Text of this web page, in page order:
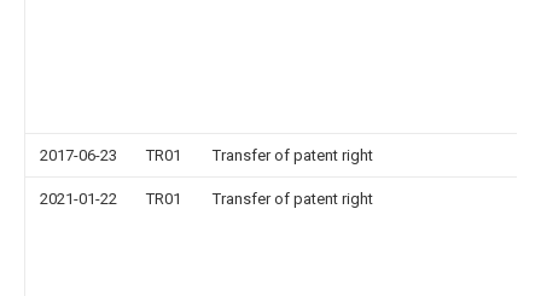
2017-06-23 TR01 Transfer of patent right
2021-01-22 TR01 Transfer of patent right